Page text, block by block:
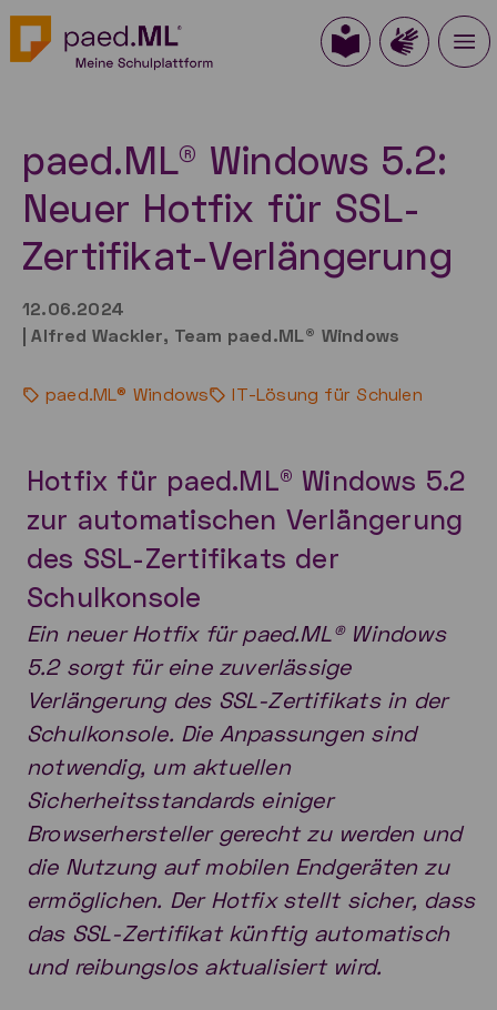
paed.ML® Windows 5.2:
Neuer Hotfix für SSL-
Zertifikat-Verlängerung
12.06.2024
| Alfred Wackler, Team paed.ML® Windows
paed.ML® Windows IT-Lösung für Schulen
Hotfix für paed.ML® Windows 5.2
zur automatischen Verlängerung
des SSL-Zertifikats der
Schulkonsole
Ein neuer Hotfix für paed.ML® Windows
5.2 sorgt für eine zuverlässige
Verlängerung des SSL-Zertifikats in der
Schulkonsole. Die Anpassungen sind
notwendig, um aktuellen
Sicherheitsstandards einiger
Browserhersteller gerecht zu werden und
die Nutzung auf mobilen Endgeräten zu
ermöglichen. Der Hotfix stellt sicher, dass
das SSL-Zertifikat künftig automatisch
und reibungslos aktualisiert wird.